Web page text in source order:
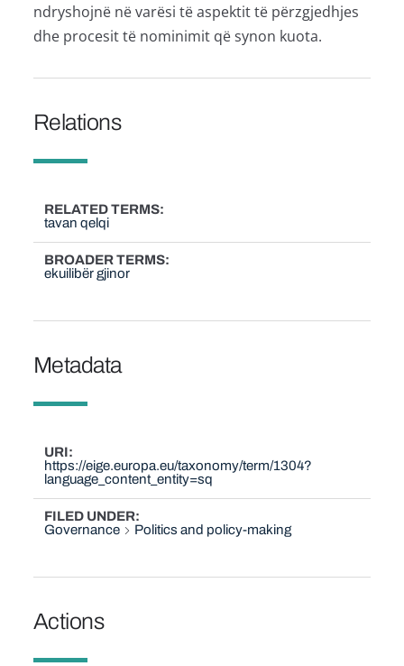
ndryshojnë në varësi të aspektit të përzgjedhjes
dhe procesit të nominimit që synon kuota.
Relations
RELATED TERMS
tavan qelqi
BROADER TERMS
ekuilibër gjinor
Metadata
URI
https://eige.europa.eu/taxonomy/term/1304?
language_content_entity=sq
FILED UNDER
Governance
Politics and policy-making
Actions